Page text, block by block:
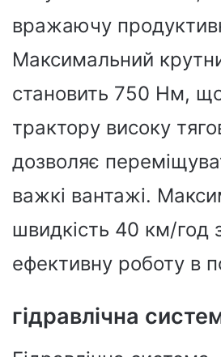
вражаючу
Максимальний
становить 750 Нм,
трактору високу
дозволяє
важкі вантажі.
швидкість 40 км/год
ефективну роботу в
гідравлічна